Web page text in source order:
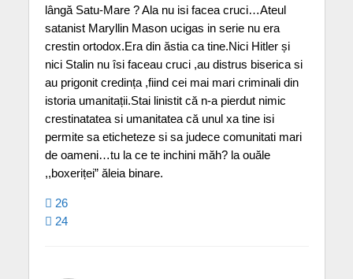
lângă Satu-Mare ? Ala nu isi facea cruci…Ateul
satanist Maryllin Mason ucigas in serie nu era
crestin ortodox.Era din ăstia ca tine.Nici Hitler și
nici Stalin nu îsi faceau cruci ,au distrus biserica si
au prigonit credința ,fiind cei mai mari criminali din
istoria umanitații.Stai linistit că n-a pierdut nimic
crestinatatea si umanitatea că unul xa tine isi
permite sa eticheteze si sa judece comunitati mari
de oameni…tu la ce te inchini măh? la ouăle
,,boxeriței” ăleia binare.
26
24